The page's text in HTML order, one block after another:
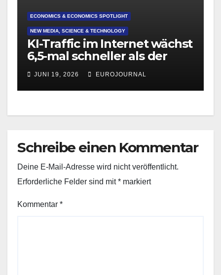
ECONOMICS & ECONOMICS SPOTLIGHT
NEW MEDIA, SCIENCE & TECHNOLOGY
KI-Traffic im Internet wächst
6,5-mal schneller als der
normale Traffic
JUNI 19, 2026 EUROJOURNAL
Schreibe einen Kommentar
Deine E-Mail-Adresse wird nicht veröffentlicht.
Erforderliche Felder sind mit* markiert
Kommentar *